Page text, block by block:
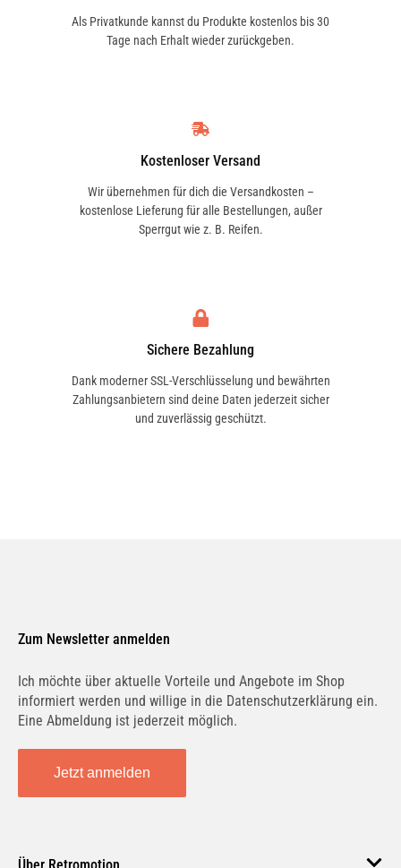
Als Privatkunde kannst du Produkte kostenlos bis 30
Tage nach Erhalt wieder zurückgeben.
Kostenloser Versand
Wir übernehmen für dich die Versandkosten –
kostenlose Lieferung für alle Bestellungen, außer
Sperrgut wie z. B. Reifen.
Sichere Bezahlung
Dank moderner SSL-Verschlüsselung und bewährten
Zahlungsanbietern sind deine Daten jederzeit sicher
und zuverlässig geschützt.
Zum Newsletter anmelden
Ich möchte über aktuelle Vorteile und Angebote im Shop
informiert werden und willige in die Datenschutzerklärung ein.
Eine Abmeldung ist jederzeit möglich.
Jetzt anmelden